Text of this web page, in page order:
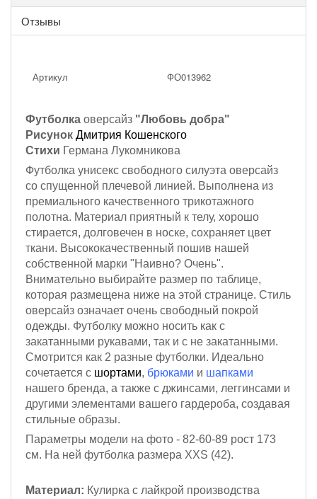
Отзывы
Артикул ФО013962
Футболка оверсайз "Любовь добра"
Рисунок Дмитрия Кошенского
Стихи Германа Лукомникова
Футболка унисекс свободного силуэта оверсайз
со спущенной плечевой линией. Выполнена из
премиального качественного трикотажного
полотна. Материал приятный к телу, хорошо
стирается, долговечен в носке, сохраняет цвет
ткани. Высококачественный пошив нашей
собственной марки "Наивно? Очень".
Внимательно выбирайте размер по таблице,
которая размещена ниже на этой странице. Стиль
оверсайз означает очень свободный покрой
одежды. Футболку можно носить как с
закатанными рукавами, так и с не закатанными.
Смотрится как 2 разные футболки. Идеально
сочетается с шортами, брюками и шапками
нашего бренда, а также с джинсами, леггинсами и
другими элементами вашего гардероба, создавая
стильные образы.
Параметры модели на фото - 82-60-89 рост 173
см. На ней футболка размера XXS (42).
Материал: Кулирка с лайкрой производства